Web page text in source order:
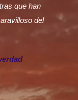
que han
del